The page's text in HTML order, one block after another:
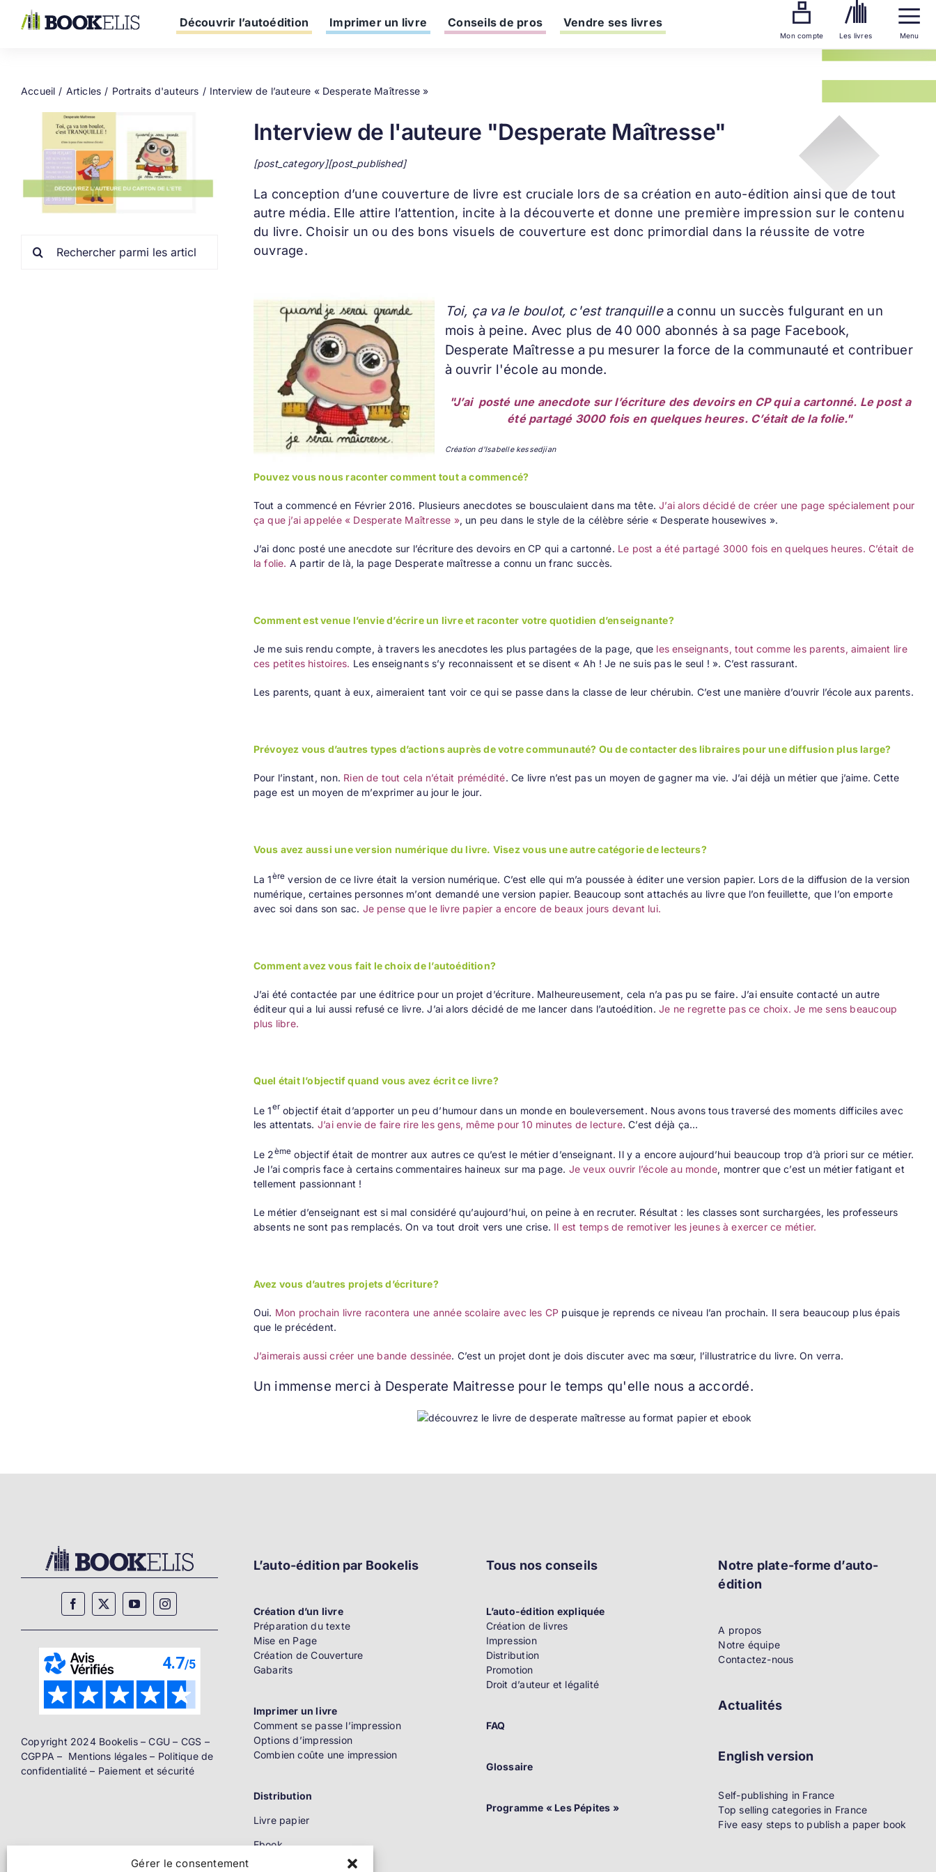
Gérer le consentement
Découvrir l’autoédition Imprimer un livre Conseils de pros Vendre ses livres
Mon compte Les livres Menu
Accueil Articles Portraits d'auteurs Interview de l’auteure « Desperate Maîtresse »
Interview de l'auteure "Desperate Maîtresse"
[post_category][post_published]
La conception d’une couverture de livre est cruciale lors de sa création en auto-édition ainsi que de tout
autre média. Elle attire l’attention, incite à la découverte et donne une première impression sur le contenu
du livre. Choisir un ou des bons visuels de couverture est donc primordial dans la réussite de votre
ouvrage.
Toi, ça va le boulot, c'est tranquillea connu un succès fulgurant en un
mois à peine. Avec plus de 40 000 abonnés à sa page Facebook,
Desperate Maîtresse a pu mesurer la force de la communauté et contribuer
à ouvrir l'école au monde.
"J’ai posté une anecdote sur l’écriture des devoirs en CP qui a cartonné. Le post a
été partagé 3000 fois en quelques heures. C’était de la folie."
Création d'Isabelle kessedjian
Pouvez vous nous raconter comment tout a commencé?
Tout a commencé en Février 2016. Plusieurs anecdotes se bousculaient dans ma tête.J’ai alors décidé de créer une page spécialement pour
ça que j’ai appelée « Desperate Maîtresse », un peu dans le style de la célèbre série « Desperate housewives ».
J’ai donc posté une anecdote sur l’écriture des devoirs en CP qui a cartonné. Le post a été partagé 3000 fois en quelques heures. C’était de
la folie. A partir de là, la page Desperate maîtresse a connu un franc succès.
Comment est venue l’envie d’écrire un livre et raconter votre quotidien d’enseignante?
Je me suis rendu compte, à travers les anecdotes les plus partagées de la page, que les enseignants, tout comme les parents, aimaient lire
ces petites histoires. Les enseignants s’y reconnaissent et se disent « Ah ! Je ne suis pas le seul ! ». C’est rassurant.
Les parents, quant à eux, aimeraient tant voir ce qui se passe dans la classe de leur chérubin. C’est une manière d’ouvrir l’école aux parents.
Prévoyez vous d’autres types d’actions auprès de votre communauté? Ou de contacter des libraires pour une diffusion plus large?
Pour l’instant, non. Rien de tout cela n’était prémédité. Ce livre n’est pas un moyen de gagner ma vie. J’ai déjà un métier que j’aime. Cette
page est un moyen de m’exprimer au jour le jour.
Vous avez aussi une version numérique du livre. Visez vous une autre catégorie de lecteurs?
La 1ère version de ce livre était la version numérique. C’est elle qui m’a poussée à éditer une version papier. Lors de la diffusion de la version
numérique, certaines personnes m’ont demandé une version papier. Beaucoup sont attachés au livre que l’on feuillette, que l’on emporte
avec soi dans son sac. Je pense que le livre papier a encore de beaux jours devant lui.
Comment avez vous fait le choix de l’autoédition?
J’ai été contactée par une éditrice pour un projet d’écriture. Malheureusement, cela n’a pas pu se faire. J’ai ensuite contacté un autre
éditeur qui a lui aussi refusé ce livre. J’ai alors décidé de me lancer dans l’autoédition.Je ne regrette pas ce choix. Je me sens beaucoup
plus libre.
Quel était l’objectif quand vous avez écrit ce livre?
Le 1er objectif était d’apporter un peu d’humour dans un monde en bouleversement. Nous avons tous traversé des moments difficiles avec
les attentats. J’ai envie de faire rire les gens, même pour 10 minutes de lecture. C’est déjà ça…
Le 2ème objectif était de montrer aux autres ce qu’est le métier d’enseignant. Il y a encore aujourd’hui beaucoup trop d’à priori sur ce métier.
Je l’ai compris face à certains commentaires haineux sur ma page. Je veux ouvrir l’école au monde, montrer que c’est un métier fatigant et
tellement passionnant !
Le métier d’enseignant est si mal considéré qu’aujourd’hui, on peine à en recruter. Résultat : les classes sont surchargées, les professeurs
absents ne sont pas remplacés. On va tout droit vers une crise. Il est temps de remotiver les jeunes à exercer ce métier.
Avez vous d’autres projets d’écriture?
Oui. Mon prochain livre racontera une année scolaire avec les CP puisque je reprends ce niveau l’an prochain. Il sera beaucoup plus épais
que le précédent.
J’aimerais aussi créer une bande dessinée. C’est un projet dont je dois discuter avec ma sœur, l’illustratrice du livre. On verra.
Un immense merci à Desperate Maitresse pour le temps qu'elle nous a accordé.
Copyright 2024 Bookelis –CGU – CGS –
CGPPA – Mentions légales – Politique de
confidentialité – Paiement et sécurité
L’auto-édition par Bookelis
Création d’un livre
Préparation du texte
Mise en Page
Création de Couverture
Gabarits
Imprimer un livre
Comment se passe l’impression
Options d’impression
Combien coûte une impression
Distribution
Livre papier
Ebook
Tous nos conseils
L’auto-édition expliquée
Création de livres
Impression
Distribution
Promotion
Droit d’auteur et légalité
FAQ
Glossaire
Programme « Les Pépites »
Notre plate-forme d’auto-
édition
A propos
Notre équipe
Contactez-nous
Actualités
English version
Self-publishing in France
Top selling categories in France
Five easy steps to publish a paper book